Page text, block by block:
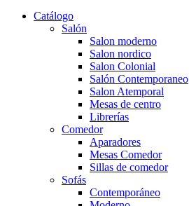
Catálogo
Salón
Salon moderno
Salon nordico
Salon Colonial
Salón Contemporaneo
Salon Atemporal
Mesas de centro
Librerías
Comedor
Aparadores
Mesas Comedor
Sillas de comedor
Sofás
Contemporáneo